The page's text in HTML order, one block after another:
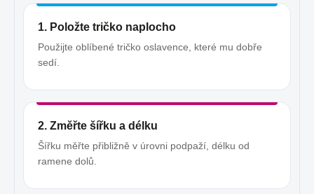
1. Položte tričko naplocho
Použijte oblíbené tričko oslavence, které mu dobře
sedí.
2. Změřte šířku a délku
Šířku měřte přibližně v úrovni podpaží, délku od
ramene dolů.